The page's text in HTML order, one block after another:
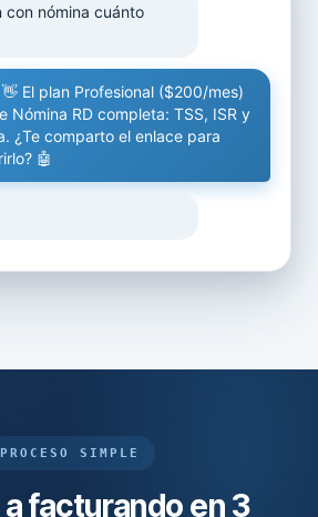
con nómina cuánto
👋 El plan Profesional ($200/mes)
Nómina RD completa: TSS, ISR y
¿Te comparto el enlace para
🤖
PROCESO SIMPLE
facturando en 3